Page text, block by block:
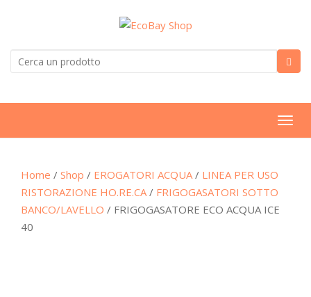
T
o
Home / Shop / EROGATORI ACQUA/ LINEA PER USO
RISTORAZIONE HO.RE.CA/ FRIGOGASATORI SOTTO
BANCO/LAVELLO / FRIGOGASATORE ECO ACQUA ICE
40